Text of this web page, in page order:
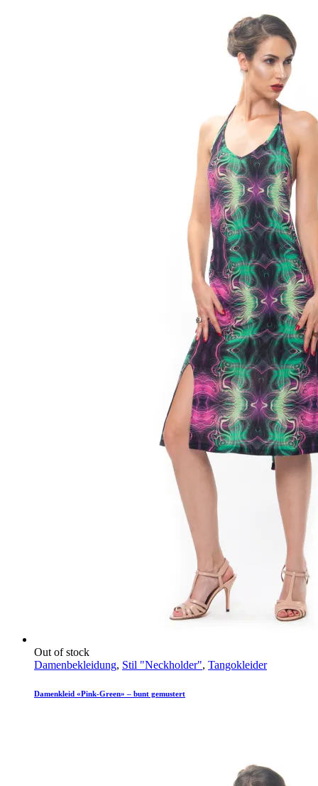
Out of stock
Damenbekleidung, Stil "Neckholder", Tangokleider
Damenkleid «Pink-Green» – bunt gemustert